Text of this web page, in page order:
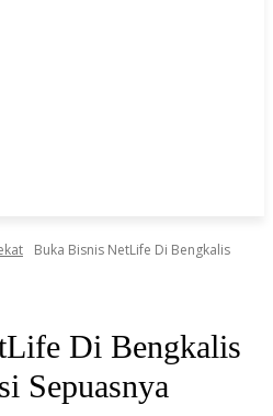
Buka Bisnis NetLife Di Bengkalis
Di Bengkalis
Sepuasnya